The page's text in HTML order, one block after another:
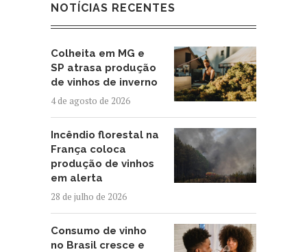
NOTÍCIAS RECENTES
Colheita em MG e
SP atrasa produção
de vinhos de inverno
4 de agosto de 2026
Incêndio florestal na
França coloca
produção de vinhos
em alerta
28 de julho de 2026
Consumo de vinho
no Brasil cresce e